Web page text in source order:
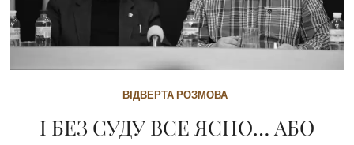
ВІДВЕРТА РОЗМОВА
І БЕЗ СУДУ ВСЕ ЯСНО… АБО